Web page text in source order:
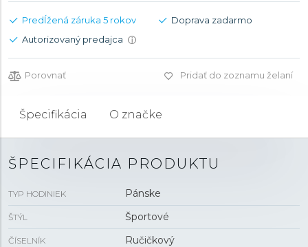
Predĺžená záruka 5 rokov
Doprava zadarmo
Autorizovaný predajca
i
Porovnať Pridať do zoznamu želaní
Špecifikácia O značke
ŠPECIFIKÁCIA PRODUKTU
TYP HODINIEK Pánske
ŠTÝL Športové
ČÍSELNÍK Ručičkový